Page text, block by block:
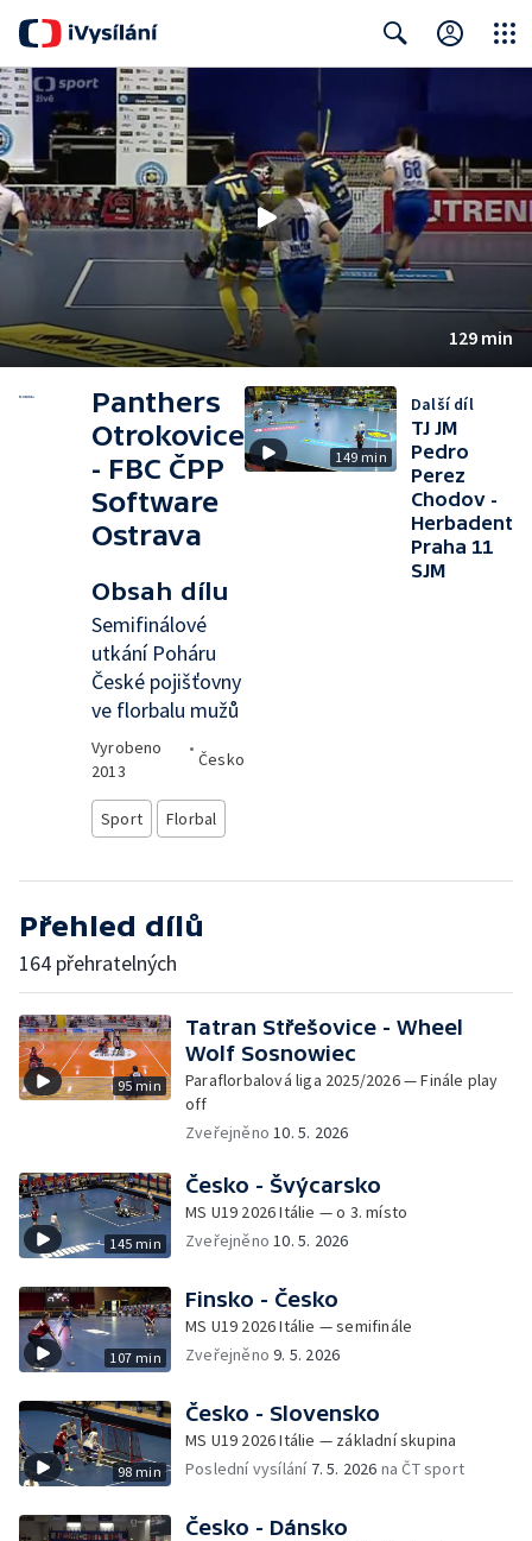
129 min
Panthers
Otrokovice
- FBC ČPP
Software
Ostrava
Obsah dílu
Semifinálové
utkání Poháru
České pojišťovny
ve florbalu mužů
Vyrobeno
2013
•
Česko
Sport Florbal
149 min
Další díl
TJ JM
Pedro
Perez
Chodov -
Herbadent
Praha 11
SJM
Přehled dílů
164 přehratelných
95 min
Tatran Střešovice - Wheel
Wolf Sosnowiec
Paraflorbalová liga 2025/2026 — Finále play
off
Zveřejněno10. 5. 2026
145 min
Česko - Švýcarsko
MS U19 2026 Itálie — o 3. místo
Zveřejněno10. 5. 2026
107 min
Finsko - Česko
MS U19 2026 Itálie — semifinále
Zveřejněno9. 5. 2026
98 min
Česko - Slovensko
MS U19 2026 Itálie — základní skupina
Poslední vysílání 7. 5. 2026 na ČT sport
Česko - Dánsko